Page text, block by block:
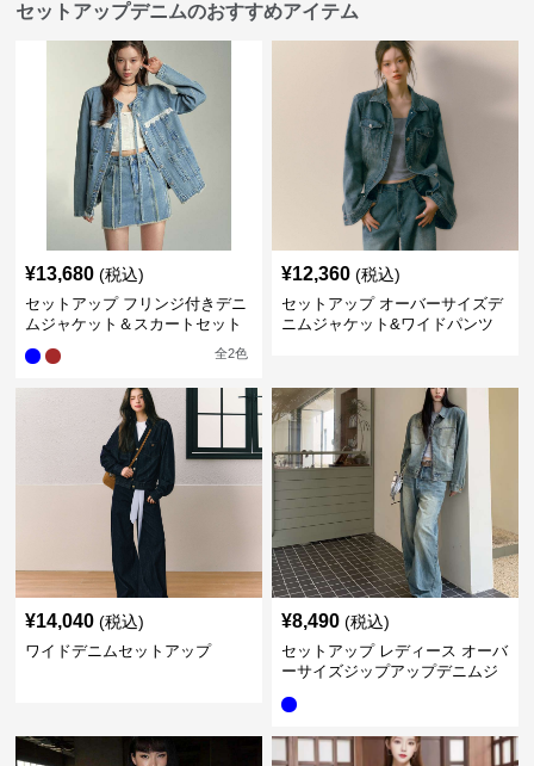
セットアップデニムのおすすめアイテム
¥13,680 (税込)
セットアップ フリンジ付きデニ
ムジャケット＆スカートセット
全2色
¥12,360 (税込)
セットアップ オーバーサイズデ
ニムジャケット&ワイドパンツ
¥14,040 (税込)
ワイドデニムセットアップ
¥8,490 (税込)
セットアップ レディース オーバ
ーサイズジップアップデニムジ